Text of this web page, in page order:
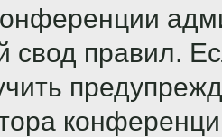
свод правил.